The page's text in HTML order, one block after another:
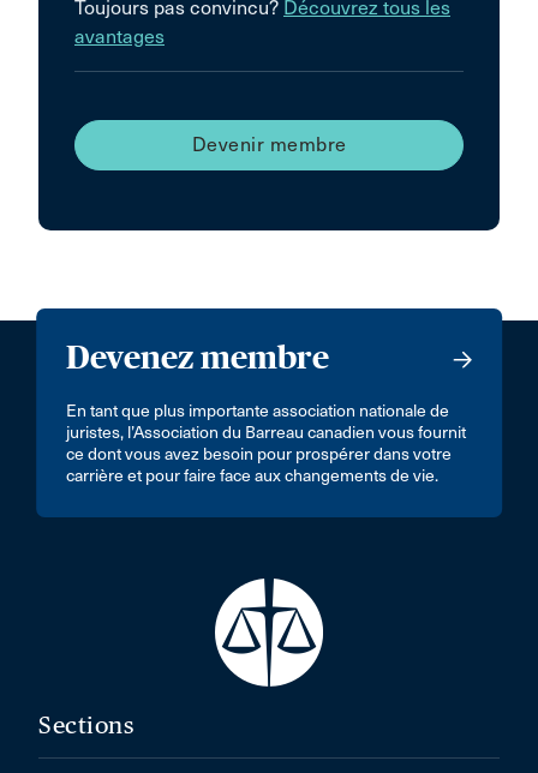
Toujours pas convincu? Découvrez tous les
avantages
Devenir membre
Devenez membre
En tant que plus importante association nationale de
juristes, l’Association du Barreau canadien vous fournit
ce dont vous avez besoin pour prospérer dans votre
carrière et pour faire face aux changements de vie.
Sections